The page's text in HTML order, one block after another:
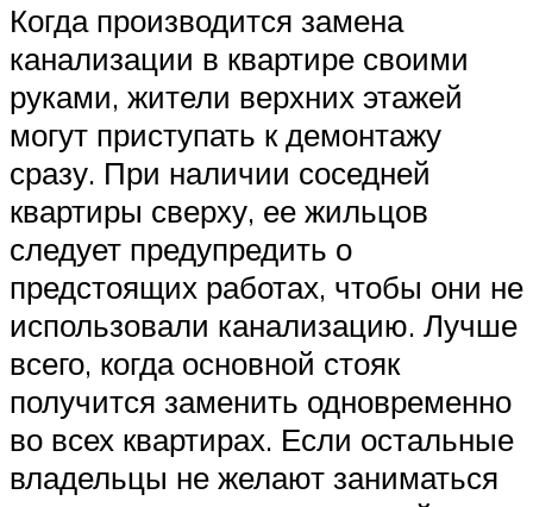
Когда производится замена
канализации в квартире своими
руками, жители верхних этажей
могут приступать к демонтажу
сразу. При наличии соседней
квартиры сверху, ее жильцов
следует предупредить о
предстоящих работах, чтобы они не
использовали канализацию. Лучше
всего, когда основной стояк
получится заменить одновременно
во всех квартирах. Если остальные
владельцы не желают заниматься